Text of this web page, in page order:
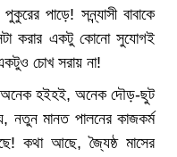
পাড়ে! সন্ন্যাসী বাবাকে
করার একটু কোনো সুযোগই
চোখ সরায় না!
অনেক হইহই, অনেক দৌড়-ছুট
মানত পালনের কাজকর্ম
কথা আছে, জ্যৈষ্ঠ মাসের